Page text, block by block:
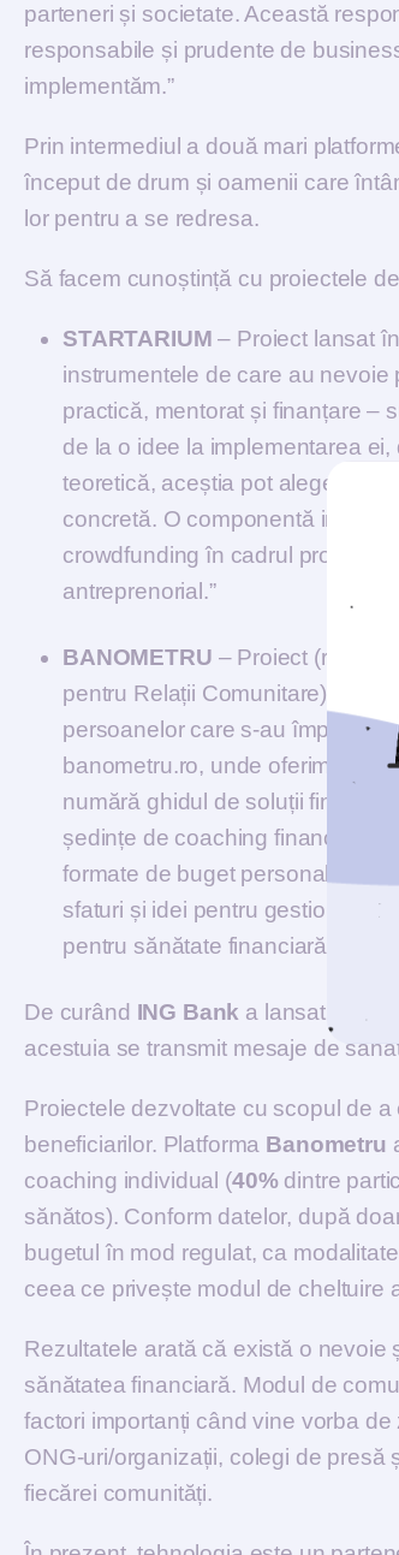
parteneri și societate. Această
responsabile și prudente de
implementăm.”
Prin intermediul a două mari
început de drum și oamenii care
lor pentru a se redresa.
Să facem cunoștință cu proiectele
STARTARIUM – Proiect lansat
instrumentele de care au nevoie
practică, mentorat și finanțare –
de la o idee la implementarea
teoretică, aceștia pot alege un
concretă. O componentă
crowdfunding în cadrul
antreprenorial.”
BANOMETRU – Proiect
pentru Relații Comunitare) care
persoanelor care s-au
banometru.ro, unde oferim
numără ghidul de soluții
ședințe de coaching financiar
formate de buget personal, fișe
sfaturi și idei pentru gestionarea
pentru sănătate financiară.”
De curând ING Bank a lansat
acestuia se transmit mesaje de
Proiectele dezvoltate cu scopul de
beneficiarilor. Platforma Banometru
coaching individual (40%dintre
sănătos). Conform datelor, după
bugetul în mod regulat, ca
ceea ce privește modul de cheltuire
Rezultatele arată că există o
sănătatea financiară. Modul de
factori importanți când vine vorba
ONG-uri/organizații, colegi de presă
fiecărei comunități.